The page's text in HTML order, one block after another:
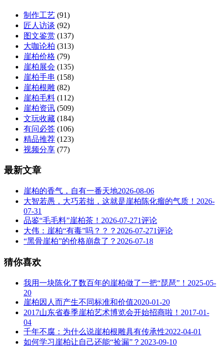
制作工艺 (91)
匠人访谈 (92)
图文鉴赏 (137)
大咖论柏 (313)
崖柏价格 (79)
崖柏展会 (135)
崖柏手串 (158)
崖柏根雕 (82)
崖柏毛料 (112)
崖柏资讯 (509)
文玩收藏 (184)
有问必答 (106)
精品推荐 (123)
视频分享 (77)
最新文章
崖柏的香气，自有一番天地2026-08-06
大智若愚，大巧若拙，这就是崖柏陈化瘤的气质！ 2026-
07-31
品鉴“毛毛料”崖柏茶！ 2026-07-271评论
大伟：崖柏“有毒”吗？？？ 2026-07-271评论
“黑骨崖柏”的价格崩盘了？ 2026-07-18
猜你喜欢
我用一块陈化了数百年的崖柏做了一把“琵琶”！ 2025-05-
20
崖柏因人而产生不同标准和价值2020-01-20
2017山东省春季崖柏艺术博览会开始招商啦！ 2017-01-
04
千年不腐：为什么说崖柏根雕具有传承性2022-04-01
如何学习崖柏让自己还能“捡漏”？ 2023-09-10